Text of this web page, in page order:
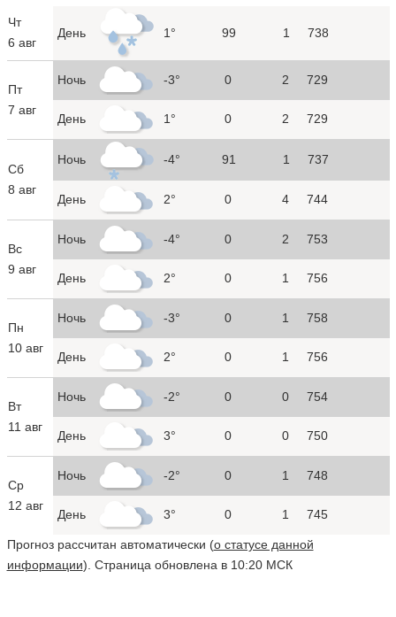
Чт
6 авг
День 1° 99 1 738
Пт
7 авг
Ночь -3° 0 2 729
День 1° 0 2 729
Сб
8 авг
Ночь -4° 91 1 737
День 2° 0 4 744
Вс
9 авг
Ночь -4° 0 2 753
День 2° 0 1 756
Пн
10 авг
Ночь -3° 0 1 758
День 2° 0 1 756
Вт
11 авг
Ночь -2° 0 0 754
День 3° 0 0 750
Ср
12 авг
Ночь -2° 0 1 748
День 3° 0 1 745
Прогноз рассчитан автоматически (о статусе данной
информации). Страница обновлена в 10:20 МСК